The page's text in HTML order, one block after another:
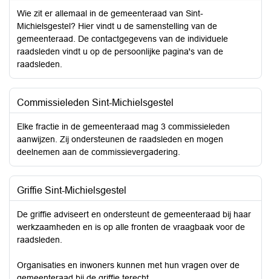
Wie zit er allemaal in de gemeenteraad van Sint-
Michielsgestel? Hier vindt u de samenstelling van de
gemeenteraad. De contactgegevens van de individuele
raadsleden vindt u op de persoonlijke pagina's van de
raadsleden.
Commissieleden Sint-Michielsgestel
Elke fractie in de gemeenteraad mag 3 commissieleden
aanwijzen. Zij ondersteunen de raadsleden en mogen
deelnemen aan de commissievergadering.
Griffie Sint-Michielsgestel
De griffie adviseert en ondersteunt de gemeenteraad bij haar
werkzaamheden en is op alle fronten de vraagbaak voor de
raadsleden.
Organisaties en inwoners kunnen met hun vragen over de